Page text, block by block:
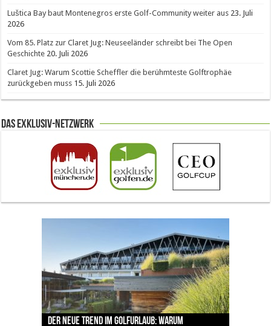
Luštica Bay baut Montenegros erste Golf-Community weiter aus 23. Juli
2026
Vom 85. Platz zur Claret Jug: Neuseeländer schreibt bei The Open
Geschichte 20. Juli 2026
Claret Jug: Warum Scottie Scheffler die berühmteste Golftrophäe
zurückgeben muss 15. Juli 2026
Das Exklusiv-Netzwerk
Der neue Trend im Golfurlaub: Warum
Luštica Bay baut Montenegros erste Golf-
Vom 85. Platz zur Claret Jug: Neuseeländer
Claret Jug: Warum Scottie Scheffler die
The Open 2026 in Royal Birkdale: Warum der
traditionsreiche Linksplatz zu den größten